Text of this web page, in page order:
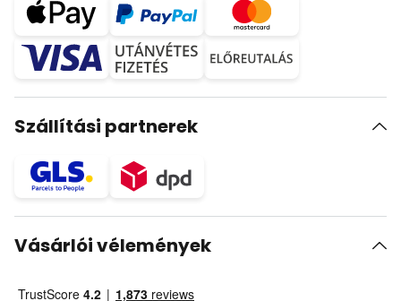
Szállítási partnerek
Vásárlói vélemények